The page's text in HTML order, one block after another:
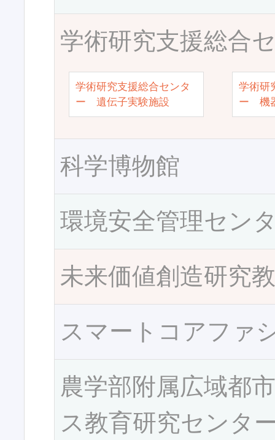
学術研究支援総合
学術研究支援総合センタ
ー 遺伝子実験施設
学術研
ー 機
科学博物館
環境安全管理セン
未来価値創造研究
スマートコアファ
農学部附属広域都
ス教育研究センタ